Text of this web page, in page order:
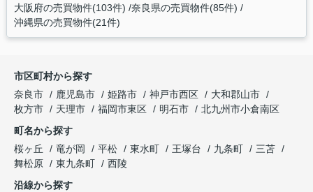
大阪府の売買物件(103件) 奈良県の売買物件(85件)
沖縄県の売買物件(21件)
市区町村から探す
奈良市
鹿児島市 姫路市 神戸市西区
大和郡山市
枚方市
天理市 福岡市東区 明石市
北九州市小倉南区
町名から探す
桜ヶ丘
竜が岡 平松 東水町 王塚台 九条町
三苫
舞松原
東九条町
西陵
沿線から探す